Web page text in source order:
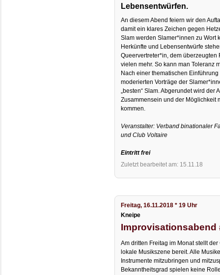
Lebensentwürfen.
An diesem Abend feiern wir den
damit ein klares Zeichen gegen
Slam werden Slamer*innen zu Wort
Herkünfte und Lebensentwürfe
Queervertreter*in, dem
vielen mehr. So kann man Toleranz
Nach einer thematischen
moderierten Vorträge der
„besten“ Slam. Abgerundet wird
Zusammensein und der Möglichkeit
kommen.
Veranstalter: Verband binationaler
und Club Voltaire
Eintritt frei
Zuletzt bearbeitet am: 15.11.18
Freitag, 16.11.2018 * 19 Uhr
Kneipe
Improvisationsabend
Am dritten Freitag im Monat stellt
lokale Musikszene bereit. Alle
Instrumente mitzubringen und
Bekanntheitsgrad spielen keine